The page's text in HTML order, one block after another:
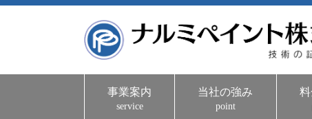
事業案内
service
当社の強み
point